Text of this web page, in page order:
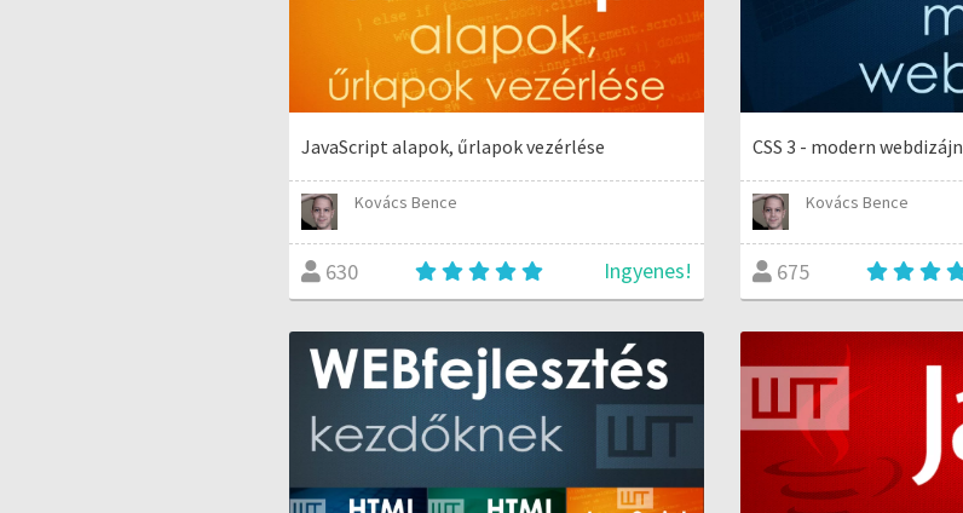
JavaScript alapok, űrlapok vezérlése
Kovács Bence
630 Ingyenes!
CSS 3 - modern webdizájn
Kovács Bence
675